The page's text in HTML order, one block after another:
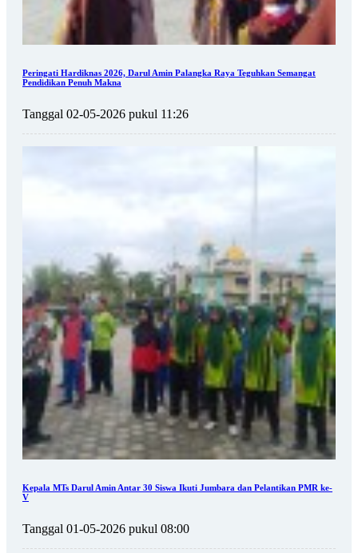
Peringati Hardiknas 2026, Darul Amin Palangka Raya Teguhkan Semangat
Pendidikan Penuh Makna
Tanggal 02-05-2026 pukul 11:26
Kepala MTs Darul Amin Antar 30 Siswa Ikuti Jumbara dan Pelantikan PMR ke-
V
Tanggal 01-05-2026 pukul 08:00